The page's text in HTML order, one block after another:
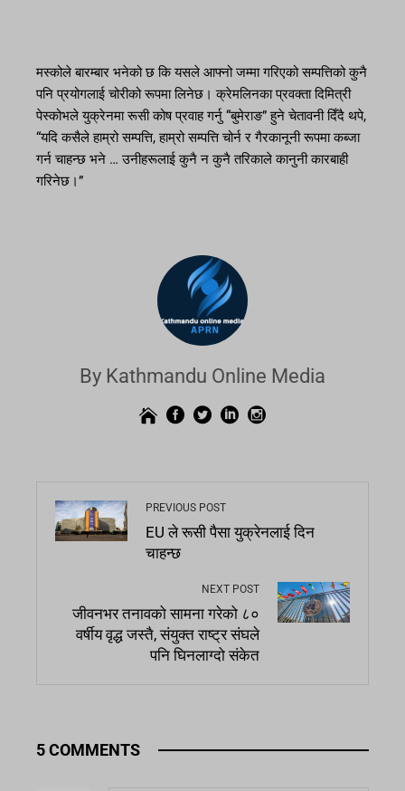
मस्कोले बारम्बार भनेको छ कि यसले आफ्नो जम्मा गरिएको सम्पत्तिको कुनै
पनि प्रयोगलाई चोरीको रूपमा लिनेछ। क्रेमलिनका प्रवक्ता दिमित्री
पेस्कोभले युक्रेनमा रूसी कोष प्रवाह गर्नु “बुमेराङ” हुने चेतावनी दिँदै थपे,
“यदि कसैले हाम्रो सम्पत्ति, हाम्रो सम्पत्ति चोर्न र गैरकानूनी रूपमा कब्जा
गर्न चाहन्छ भने … उनीहरूलाई कुनै न कुनै तरिकाले कानुनी कारबाही
गरिनेछ।”
By Kathmandu Online Media
PREVIOUS POST
EU ले रूसी पैसा युक्रेनलाई दिन
चाहन्छ
NEXT POST
जीवनभर तनावको सामना गरेको ८०
वर्षीय वृद्ध जस्तै, संयुक्त राष्ट्र संघले
पनि घिनलाग्दो संकेत
5 COMMENTS